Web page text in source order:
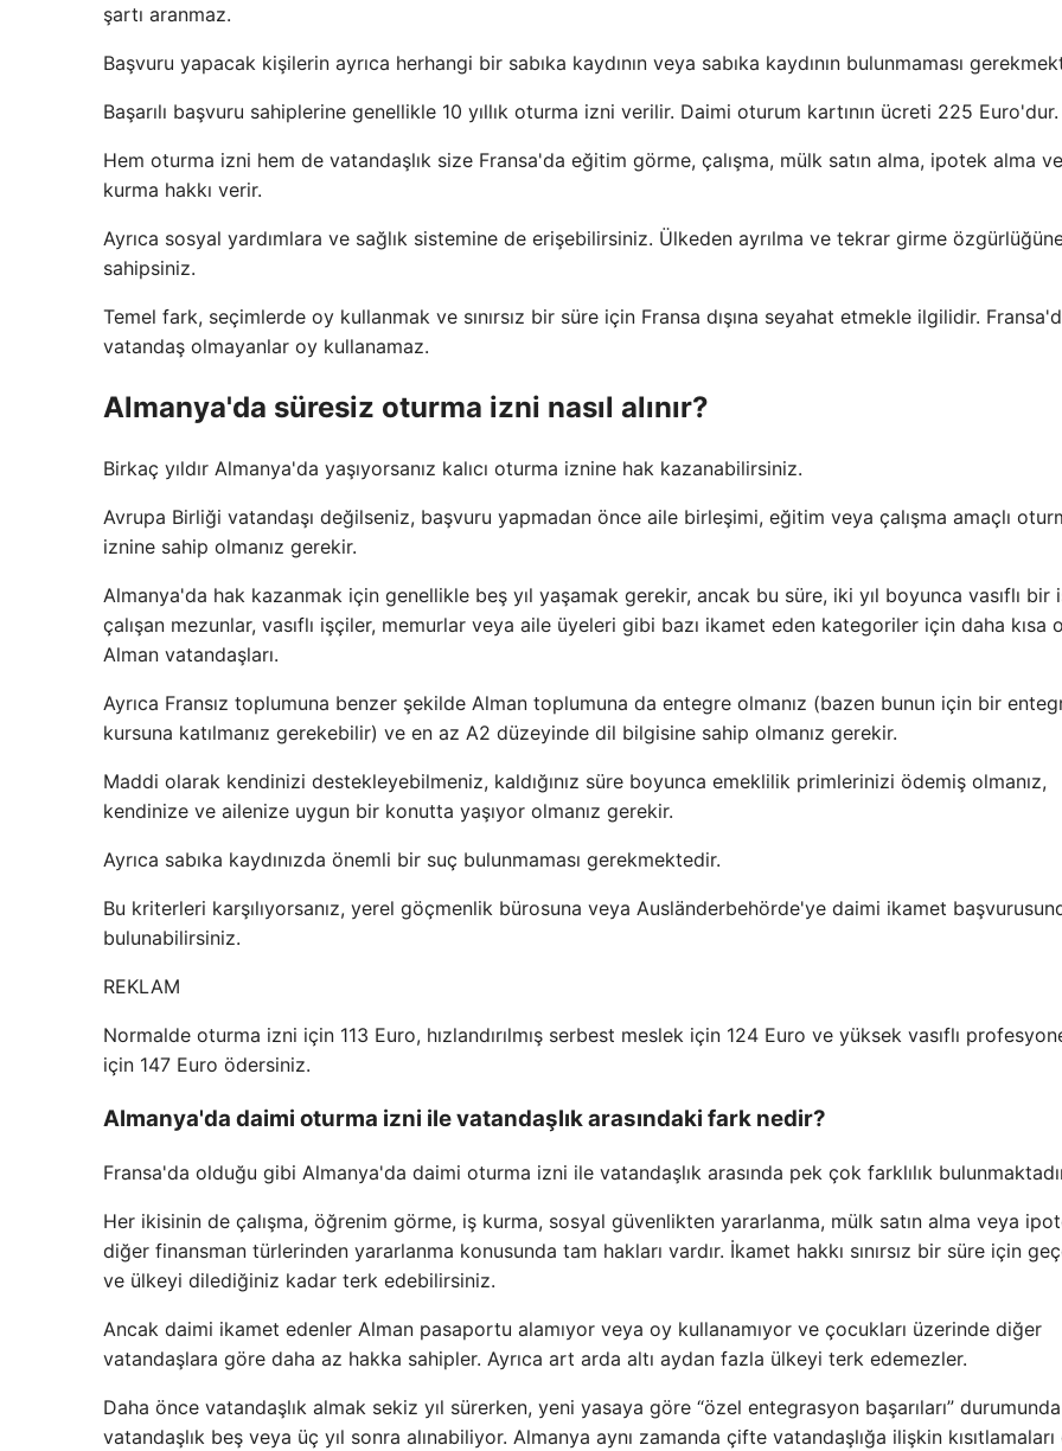
şartı aranmaz.
Başvuru yapacak kişilerin ayrıca herhangi bir sabıka kaydının veya sabıka kaydının bulunmaması
Başarılı başvuru sahiplerine genellikle 10 yıllık oturma izni verilir. Daimi oturum kartının ücreti 225 Euro'dur.
Hem oturma izni hem de vatandaşlık size Fransa'da eğitim görme, çalışma, mülk satın alma, ipotek alma
kurma hakkı verir.
Ayrıca sosyal yardımlara ve sağlık sistemine de erişebilirsiniz. Ülkeden ayrılma ve tekrar girme
sahipsiniz.
Temel fark, seçimlerde oy kullanmak ve sınırsız bir süre için Fransa dışına seyahat etmekle ilgilidir.
vatandaş olmayanlar oy kullanamaz.
Almanya'da süresiz oturma izni nasıl alınır?
Birkaç yıldır Almanya'da yaşıyorsanız kalıcı oturma iznine hak kazanabilirsiniz.
Avrupa Birliği vatandaşı değilseniz, başvuru yapmadan önce aile birleşimi, eğitim veya çalışma amaçlı
iznine sahip olmanız gerekir.
Almanya'da hak kazanmak için genellikle beş yıl yaşamak gerekir, ancak bu süre, iki yıl boyunca vasıflı bir
çalışan mezunlar, vasıflı işçiler, memurlar veya aile üyeleri gibi bazı ikamet eden kategoriler için daha kısa
Alman vatandaşları.
Ayrıca Fransız toplumuna benzer şekilde Alman toplumuna da entegre olmanız (bazen bunun için bir
kursuna katılmanız gerekebilir) ve en az A2 düzeyinde dil bilgisine sahip olmanız gerekir.
Maddi olarak kendinizi destekleyebilmeniz, kaldığınız süre boyunca emeklilik primlerinizi ödemiş olmanız,
kendinize ve ailenize uygun bir konutta yaşıyor olmanız gerekir.
Ayrıca sabıka kaydınızda önemli bir suç bulunmaması gerekmektedir.
Bu kriterleri karşılıyorsanız, yerel göçmenlik bürosuna veya Ausländerbehörde'ye daimi ikamet
bulunabilirsiniz.
REKLAM
Normalde oturma izni için 113 Euro, hızlandırılmış serbest meslek için 124 Euro ve yüksek vasıflı
için 147 Euro ödersiniz.
Almanya'da daimi oturma izni ile vatandaşlık arasındaki fark nedir?
Fransa'da olduğu gibi Almanya'da daimi oturma izni ile vatandaşlık arasında pek çok farklılık
Her ikisinin de çalışma, öğrenim görme, iş kurma, sosyal güvenlikten yararlanma, mülk satın alma veya
diğer finansman türlerinden yararlanma konusunda tam hakları vardır. İkamet hakkı sınırsız bir süre için
ve ülkeyi dilediğiniz kadar terk edebilirsiniz.
Ancak daimi ikamet edenler Alman pasaportu alamıyor veya oy kullanamıyor ve çocukları üzerinde diğer
vatandaşlara göre daha az hakka sahipler. Ayrıca art arda altı aydan fazla ülkeyi terk edemezler.
Daha önce vatandaşlık almak sekiz yıl sürerken, yeni yasaya göre “özel entegrasyon başarıları” durumunda
vatandaşlık beş veya üç yıl sonra alınabiliyor. Almanya aynı zamanda çifte vatandaşlığa ilişkin kısıtlamaları